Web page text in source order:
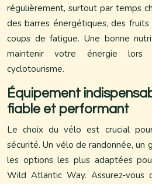
régulièrement, surtout par temps
des barres énergétiques, des
coups de fatigue. Une bonne
maintenir votre énergie
cyclotourisme.
Équipement
fiable et performant
Le choix du vélo est crucial
sécurité. Un vélo de randonnée, un
les options les plus adaptées
Wild Atlantic Way. Assurez-